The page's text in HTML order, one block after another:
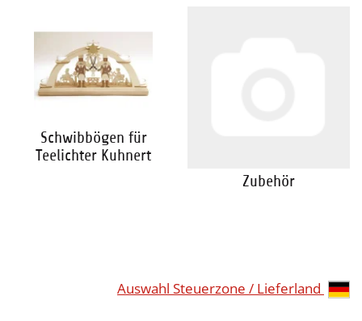
Schwibbögen für
Teelichter Kuhnert
Zubehör
Auswahl Steuerzone / Lieferland